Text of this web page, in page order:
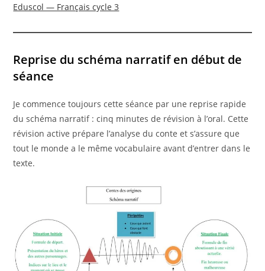
Eduscol — Français cycle 3
Reprise du schéma narratif en début de
séance
Je commence toujours cette séance par une reprise rapide
du schéma narratif : cinq minutes de révision à l’oral. Cette
révision active prépare l’analyse du conte et s’assure que
tout le monde a le même vocabulaire avant d’entrer dans le
texte.